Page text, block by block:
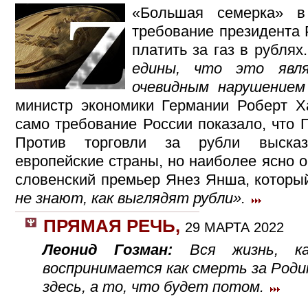
«Большая семерка» в
требование
платить за газ в
едины, что это
очевидным
министр экономики Германии Роберт
само требование России показало, что
Против торговли за рубли
европейские страны, но наиболее ясно
словенский премьер Янез Янша,
не знают, как выглядят рубли».
ПРЯМАЯ РЕЧЬ, 29 МАРТА 2022
Леонид Гозман: Вся жизнь,
воспринимается как смерть за
здесь, а то, что будет потом.